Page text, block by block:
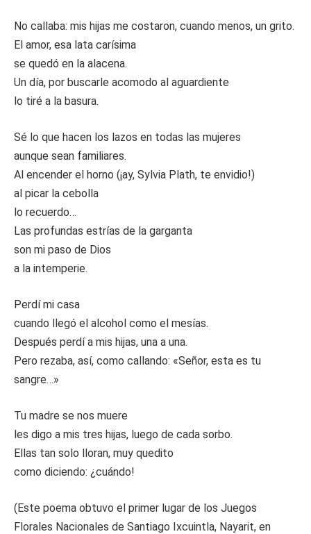
No callaba: mis hijas me costaron, cuando menos, un grito.
El amor, esa lata carísima
se quedó en la alacena.
Un día, por buscarle acomodo al aguardiente
lo tiré a la basura.
Sé lo que hacen los lazos en todas las mujeres
aunque sean familiares.
Al encender el horno (¡ay, Sylvia Plath, te envidio!)
al picar la cebolla
lo recuerdo…
Las profundas estrías de la garganta
son mi paso de Dios
a la intemperie.
Perdí mi casa
cuando llegó el alcohol como el mesías.
Después perdí a mis hijas, una a una.
Pero rezaba, así, como callando: «Señor, esta es tu
sangre…»
Tu madre se nos muere
les digo a mis tres hijas, luego de cada sorbo.
Ellas tan solo lloran, muy quedito
como diciendo: ¿cuándo!
(Este poema obtuvo el primer lugar de los Juegos
Florales Nacionales de Santiago Ixcuintla, Nayarit, en